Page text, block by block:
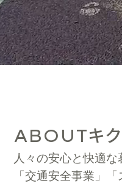
ABOUTキ
人々の安心と快適な
「交通安全事業」